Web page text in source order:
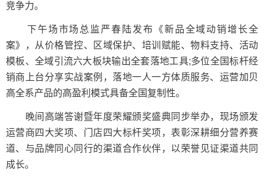
竞争力。
下午场市场总监严春陆发布《新品全域动销增长全
案》，从价格管控、区域保护、培训赋能、物料支持、活动
模板、全域引流六大板块输出全套落地工具;多位全国标杆经
销商上台分享实战案例，落地一人一方体质服务、运营加贝
高全系产品的高盈利模式具备全国复制性。
晚间高端答谢暨年度荣耀颁奖盛典同步举办，现场颁发
运营商四大奖项、门店四大标杆奖项，表彰深耕细分营养赛
道、与品牌同心同行的渠道合作伙伴，以荣誉见证渠道共同
成长。